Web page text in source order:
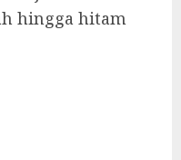
hingga hitam